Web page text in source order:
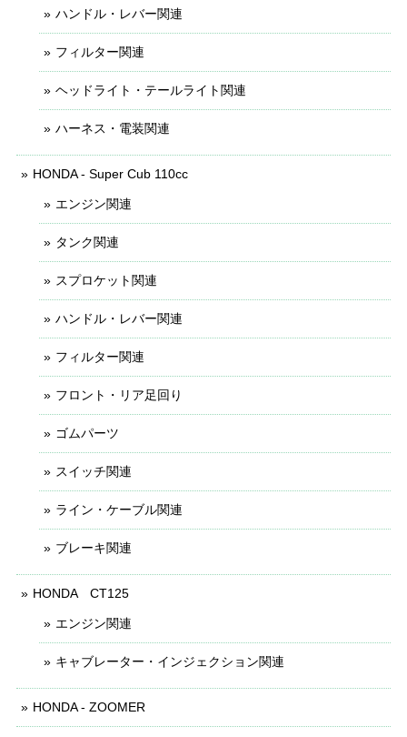
ハンドル・レバー関連
フィルター関連
ヘッドライト・テールライト関連
ハーネス・電装関連
HONDA - Super Cub 110cc
エンジン関連
タンク関連
スプロケット関連
ハンドル・レバー関連
フィルター関連
フロント・リア足回り
ゴムパーツ
スイッチ関連
ライン・ケーブル関連
ブレーキ関連
HONDA CT125
エンジン関連
キャブレーター・インジェクション関連
HONDA - ZOOMER